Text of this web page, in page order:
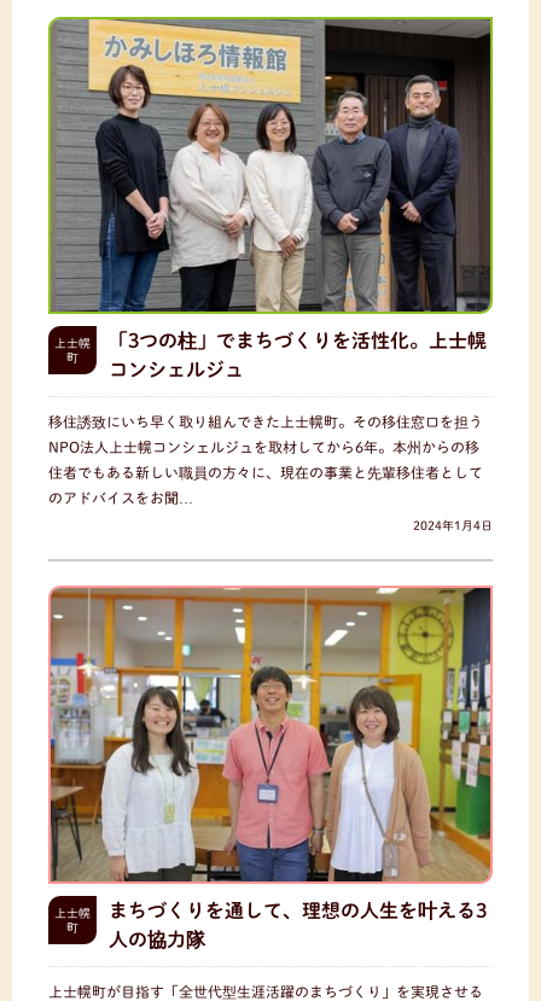
上士幌
町
「3つの柱」でまちづくりを活性化。上士幌
コンシェルジュ
移住誘致にいち早く取り組んできた上士幌町。その移住窓口を担う
NPO法人上士幌コンシェルジュを取材してから6年。本州からの移
住者でもある新しい職員の方々に、現在の事業と先輩移住者として
のアドバイスをお聞…
2024年1月4日
上士幌
町
まちづくりを通して、理想の人生を叶える3
人の協力隊
上士幌町が目指す「全世代型生涯活躍のまちづくり」を実現させる